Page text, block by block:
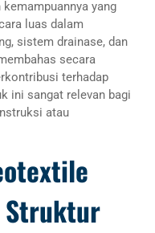
yang
luas dalam
sistem drainase, dan
secara
terhadap
ini sangat relevan bagi
atau
Struktur